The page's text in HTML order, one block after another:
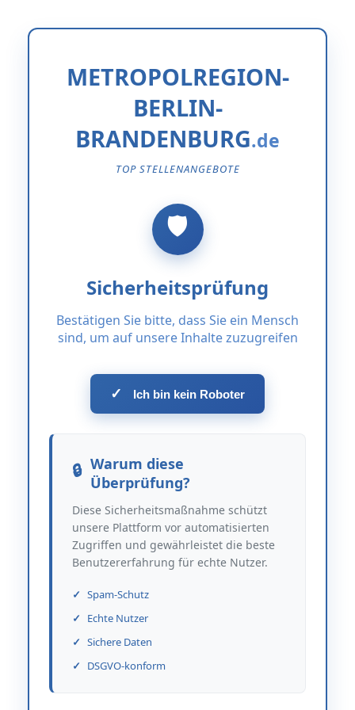
METROPOLREGION-
BERLIN-
BRANDENBURG
TOP STELLENANGEBOTE
Sicherheitsprüfung
Bestätigen Sie bitte, dass Sie ein Mensch
sind, um auf unsere Inhalte zuzugreifen
✓ Ich bin kein Roboter
Warum diese
Überprüfung?
Diese Sicherheitsmaßnahme schützt
unsere Plattform vor automatisierten
Zugriffen und gewährleistet die beste
Benutzererfahrung für echte Nutzer.
Spam-Schutz
Echte Nutzer
Sichere Daten
DSGVO-konform